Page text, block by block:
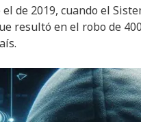
de 2019, cuando el
resultó en el robo de